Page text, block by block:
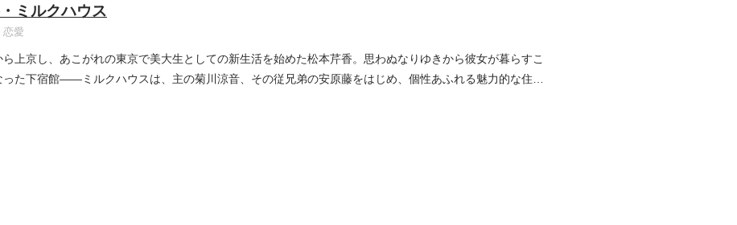
ミルクハウス
恋愛
ら上京し、あこがれの東京で美大生としての新生活を始めた松本芹香。思わぬなりゆきから彼女が暮らすこ
った下宿館――ミルクハウスは、主の菊川涼音、その従兄弟の安原藤をはじめ、個性あふれる魅力的な住人